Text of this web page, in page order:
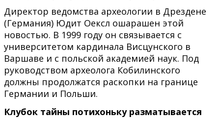
Директор ведомства археологии в Дрездене
(Германия) Юдит Оексл ошарашен этой
новостью. В 1999 году он связывается с
университетом кардинала Висцунского в
Варшаве и с польской академией наук. Под
руководством археолога Кобилинского
должны продолжатся раскопки на границе
Германии и Польши.
Клубок тайны потихоньку разматывается